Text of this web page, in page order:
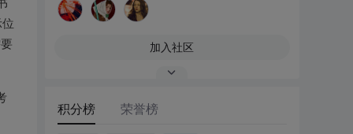
加入社区
积分榜 荣誉榜